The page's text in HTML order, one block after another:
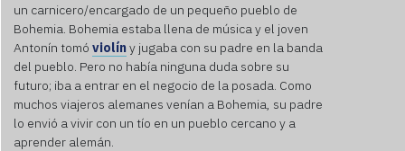
to
display
until
you
provide
consent.
For this
third
un carnicero/encargado de un pequeño pueblo de
Bohemia. Bohemia estaba llena de música y el joven
Antonín tomó violíny jugaba con su padre en la banda
del pueblo. Pero no había ninguna duda sobre su
futuro; iba a entrar en el negocio de la posada. Como
muchos viajeros alemanes venían a Bohemia, su padre
lo envió a vivir con un tío en un pueblo cercano y a
aprender alemán.